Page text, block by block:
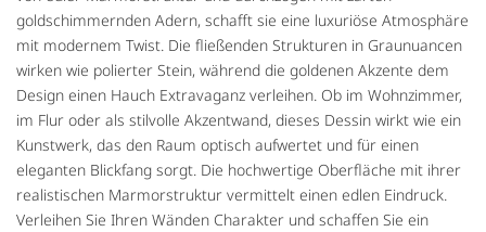
goldschimmernden Adern, schafft sie eine luxuriöse Atmosphäre
mit modernem Twist. Die fließenden Strukturen in Graunuancen
wirken wie polierter Stein, während die goldenen Akzente dem
Design einen Hauch Extravaganz verleihen. Ob im Wohnzimmer,
im Flur oder als stilvolle Akzentwand, dieses Dessin wirkt wie ein
Kunstwerk, das den Raum optisch aufwertet und für einen
eleganten Blickfang sorgt. Die hochwertige Oberfläche mit ihrer
realistischen Marmorstruktur vermittelt einen edlen Eindruck.
Verleihen Sie Ihren Wänden Charakter und schaffen Sie ein